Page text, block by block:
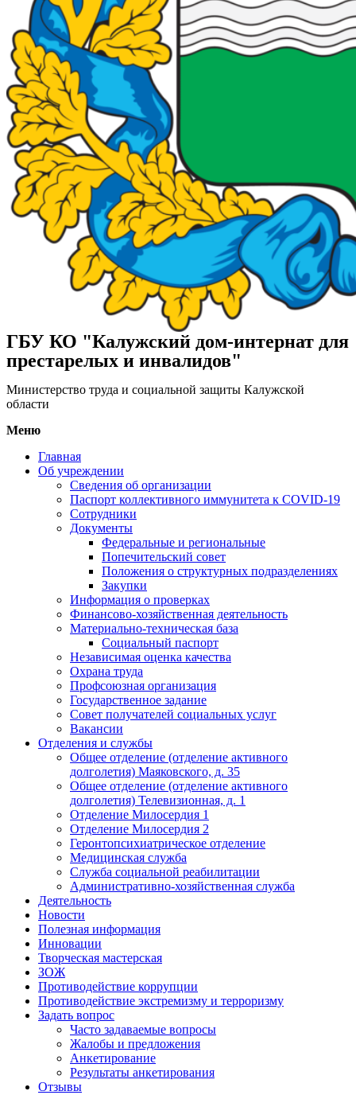
ГБУ КО "Калужский дом-интернат для
престарелых и инвалидов"
Министерство труда и социальной защиты Калужской
области
Меню
Главная
Об учреждении
Сведения об организации
Паспорт коллективного иммунитета к COVID-19
Сотрудники
Документы
Федеральные и региональные
Попечительский совет
Положения о структурных подразделениях
Закупки
Информация о проверках
Финансово-хозяйственная деятельность
Материально-техническая база
Социальный паспорт
Независимая оценка качества
Охрана труда
Профсоюзная организация
Государственное задание
Совет получателей социальных услуг
Вакансии
Отделения и службы
Общее отделение (отделение активного
долголетия) Маяковского, д. 35
Общее отделение (отделение активного
долголетия) Телевизионная, д. 1
Отделение Милосердия 1
Отделение Милосердия 2
Геронтопсихиатрическое отделение
Медицинская служба
Служба социальной реабилитации
Административно-хозяйственная служба
Деятельность
Новости
Полезная информация
Инновации
Творческая мастерская
ЗОЖ
Противодействие коррупции
Противодействие экстремизму и терроризму
Задать вопрос
Часто задаваемые вопросы
Жалобы и предложения
Анкетирование
Результаты анкетирования
Отзывы